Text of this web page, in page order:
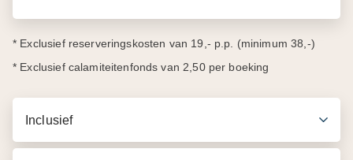
* Exclusief reserveringskosten van 19,- p.p. (minimum 38,-)
* Exclusief calamiteitenfonds van 2,50 per boeking
Inclusief